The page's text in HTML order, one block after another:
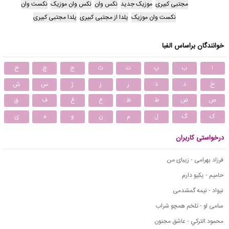
مجتبی کبیری موزیک جدید نکس وان نکس وان موزیک نکست وان
نکست وان موزیک یلدا از مجتبی کبیری یلدا مجتبی کبیری
خوانندگان براساس الفبا
ا ب پ ت ث ج چ
ح
خ
د ذ ر ز ژ س
ش
ص
ض ط ظ ع غ ف
ق
ک
گ ل م ن و ه ی
درخواستی کاربران
فرزاد بهرامی - زیبای من
حامیم - یکیو دارم
نیواد - نیمه گمشدمی
سامی لو - تلخم همچو شراب
محمود التركي - عاشق مجنون